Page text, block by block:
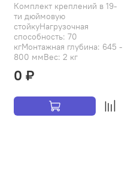
Комплект креплений в 19-
ти дюймовую
стойкуНагрузочная
способность: 70
кгМонтажная глубина: 645 -
800 ммВес: 2 кг
0 ₽